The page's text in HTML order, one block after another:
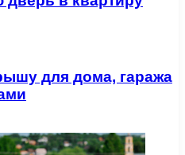
для дома, гаража